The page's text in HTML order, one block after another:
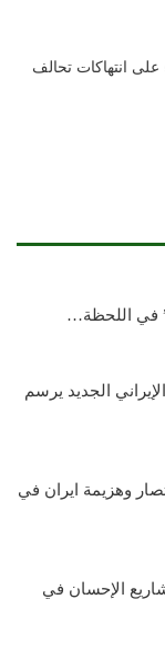
انتهاكات تحالف
في اللحظة…
الجديد يرسم
وهزيمة ايران في
الإحسان في